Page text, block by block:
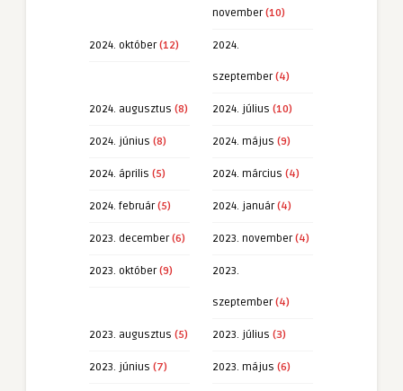
november(10)
2024. október(12) 2024.
szeptember(4)
2024. augusztus (8) 2024. július (10)
2024. június (8) 2024. május (9)
2024. április (5) 2024. március (4)
2024. február(5) 2024. január(4)
2023. december(6) 2023. november(4)
2023. október(9) 2023.
szeptember(4)
2023. augusztus (5) 2023. július (3)
2023. június (7) 2023. május (6)